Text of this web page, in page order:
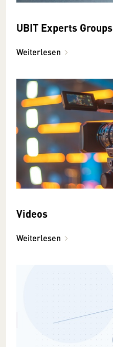
UBIT Experts Groups
Weiterlesen
Videos
Weiterlesen